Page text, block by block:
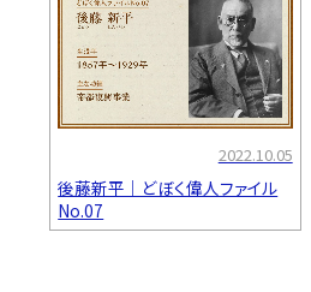
2022.10.05
後藤新平｜どぼく偉人ファイル
No.07